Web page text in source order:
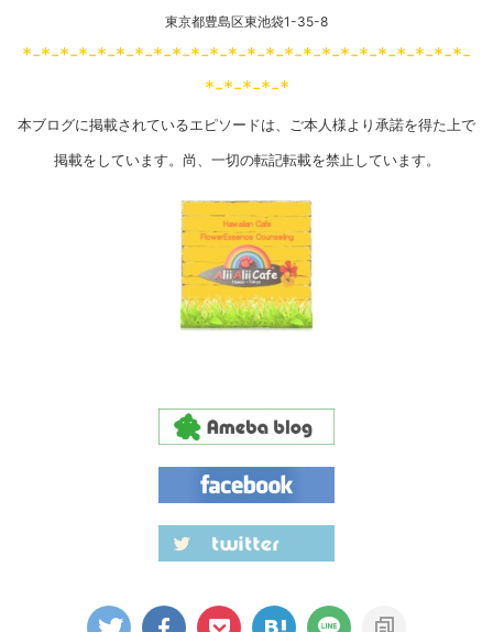
東京都豊島区東池袋1-35-8
*-*-*-*-*-*-*-*-*-*-*-*-*-*-*-*-*-*-*-*-*-*-*-*-
*-*-*-*-*
本ブログに掲載されているエピソードは、ご本人様より承諾を得た上で
掲載をしています。尚、一切の転記転載を禁止しています。